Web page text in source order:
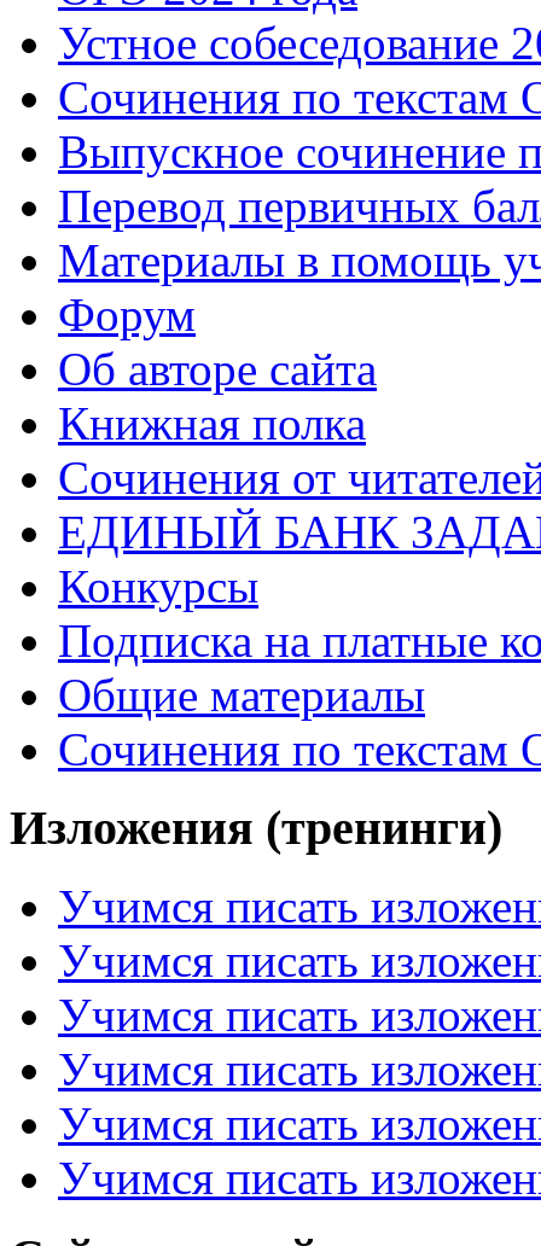
Устное собеседование
Сочинения по текстам
Выпускное сочинение
Перевод первичных
Материалы в помощь
Форум
Об авторе сайта
Книжная полка
Cочинения от
ЕДИНЫЙ БАНК
Конкурсы
Подписка на платные
Общие материалы
Сочинения по текстам
Изложения (тренинги)
Учимся писать
Учимся писать
Учимся писать
Учимся писать
Учимся писать
Учимся писать